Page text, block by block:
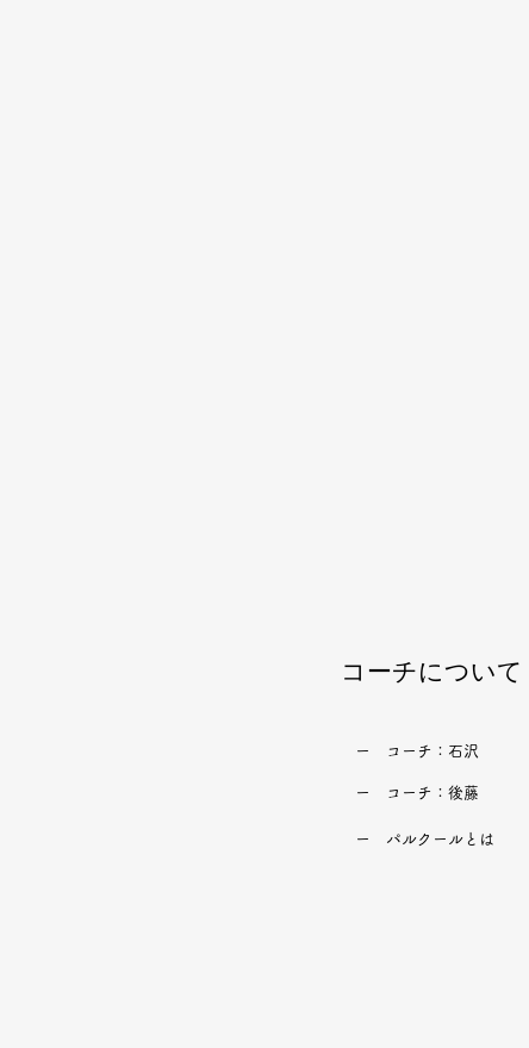
​コーチについて
​ー コーチ：石沢
​ー コーチ：後藤
​ー パルクールとは